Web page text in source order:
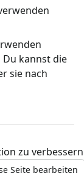
Du kannst die
sie nach
zu
Seite bearbeiten